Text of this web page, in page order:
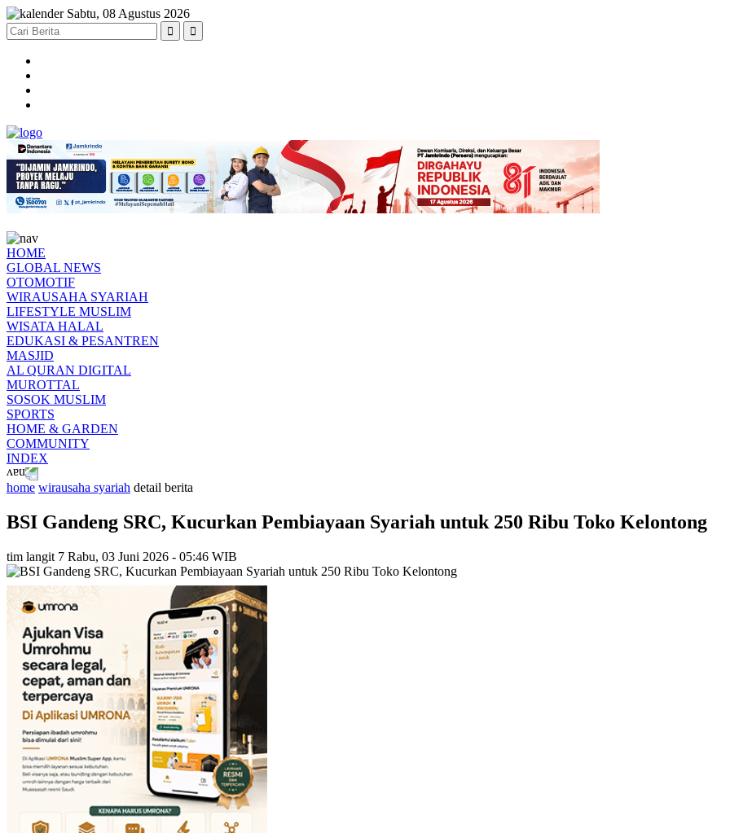
Sabtu, 08 Agustus 2026
HOME
GLOBAL NEWS
OTOMOTIF
WIRAUSAHA SYARIAH
LIFESTYLE MUSLIM
WISATA HALAL
EDUKASI & PESANTREN
MASJID
AL QURAN DIGITAL
MUROTTAL
SOSOK MUSLIM
SPORTS
HOME & GARDEN
COMMUNITY
INDEX
home wirausaha syariah detail berita
BSI Gandeng SRC, Kucurkan Pembiayaan Syariah untuk 250 Ribu Toko Kelontong
tim langit 7 Rabu, 03 Juni 2026 - 05:46 WIB